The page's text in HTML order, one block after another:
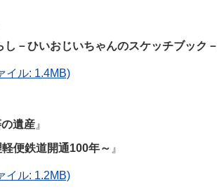
－ひいおじいちゃんのスケッチブック－
イル: 1.4MB)
遺産 』
便鉄道開通100年～ 』
イル: 1.2MB)